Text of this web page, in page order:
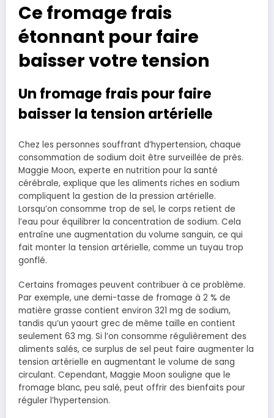
Ce fromage frais
étonnant pour faire
baisser votre tension
Un fromage frais pour faire
baisser la tension artérielle
Chez les personnes souffrant d’hypertension, chaque
consommation de sodium doit être surveillée de près.
Maggie Moon, experte en nutrition pour la santé
cérébrale, explique que les aliments riches en sodium
compliquent la gestion de la pression artérielle.
Lorsqu’on consomme trop de sel, le corps retient de
l’eau pour équilibrer la concentration de sodium. Cela
entraîne une augmentation du volume sanguin, ce qui
fait monter la tension artérielle, comme un tuyau trop
gonflé.
Certains fromages peuvent contribuer à ce problème.
Par exemple, une demi-tasse de fromage à 2 % de
matière grasse contient environ 321 mg de sodium,
tandis qu’un yaourt grec de même taille en contient
seulement 63 mg. Si l’on consomme régulièrement des
aliments salés, ce surplus de sel peut faire augmenter la
tension artérielle en augmentant le volume de sang
circulant. Cependant, Maggie Moon souligne que le
fromage blanc, peu salé, peut offrir des bienfaits pour
réguler l’hypertension.